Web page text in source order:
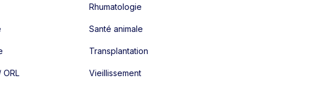
Rhumatologie
Santé animale
Transplantation
Vieillissement